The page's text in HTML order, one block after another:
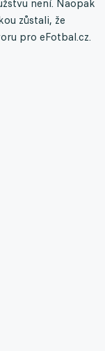
není. Naopak
zůstali, že
pro eFotbal.cz.